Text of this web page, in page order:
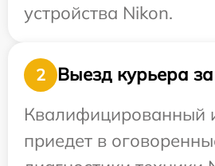
устройства Nikon.
2
Выезд курьера
Квалифицированный
приедет в